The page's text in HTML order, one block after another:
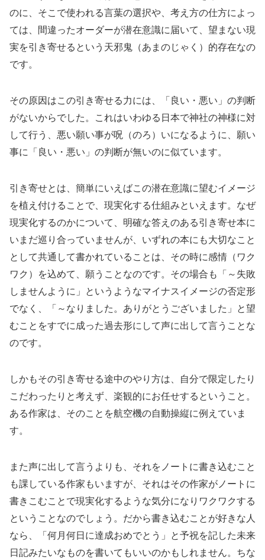
のに、そこで使われる言葉の選択や、考え方の仕方によっ
ては、間違ったオーダーが潜在意識に届いて、望まない現
実を引き寄せるという天邪鬼（あまのじゃく）的存在なの
です。
その原因はこの引き寄せる力には、「良い・悪い」の判断
がないからでした。これはいわゆる日本で神社の神様に対
して行う、悪い願い事が呪（のろ）いになるように、願い
事に「良い・悪い」の判断が無いのに似ています。
引き寄せとは、簡単にいえばこの潜在意識に望むイメージ
を植え付けることで、現実化する仕組みといえます。なぜ
現実化するのかについて、明確な答えのある引き寄せ本に
いまだ巡り合っていませんが、いずれの本にも大切なこと
として共通して書かれていることは、その時に感情（ワク
ワク）を込めて、願うことなのです。その場合も「～失敗
しませんように」というようなマイナスイメージの否定形
でなく、「～なりました。ありがとうございました」と望
むことをすでに成った過去形にして声に出して言うことな
のです。
しかもその引き寄せる途中のやり方は、自分で限定したり
こだわったりと考えず、楽観的にお任せするということ。
ある作家は、そのことを航空機の自動操縦に例えていま
す。
また声に出して言うよりも、それをノートに書き込むこと
も課している作家もいますが、それはその作家がノートに
書きこむことで現実化するような気分になりワクワクする
ということなのでしょう。だから書き込むことが好きな人
なら、「何月何日に達成おめでとう」と予祝を記した未来
日記みたいなものを書いてもいいのかもしれません。ちな